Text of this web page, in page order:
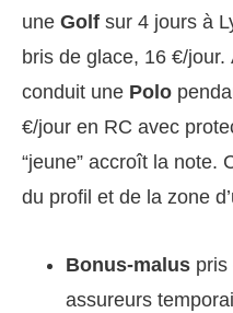
une Golf sur 4 jours à
bris de glace, 16 €/jour.
conduit une Polo
€/jour en RC avec
“jeune” accroît la note.
du profil et de la zone
Bonus-malus pris
assureurs